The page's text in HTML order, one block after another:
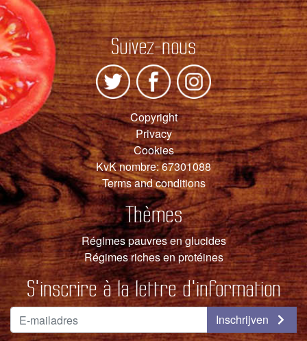
Suivez-nous
Copyright
Privacy
Cookies
KvK nombre: 67301088
Terms and conditions
Thèmes
Régimes pauvres en glucides
Régimes riches en protéines
S'inscrire à la lettre d'information
Inschrijven